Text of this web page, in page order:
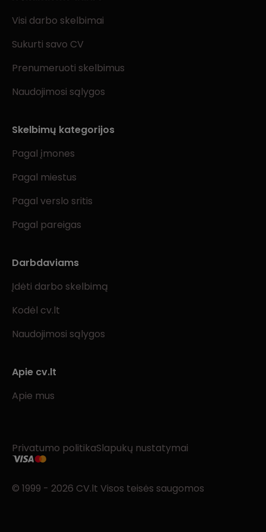
Visi darbo skelbimai
Sukurti savo CV
Prenumeruoti skelbimus
Naudojimosi sąlygos
Skelbimų kategorijos
Pagal įmones
Pagal miestus
Pagal verslo sritis
Pagal pareigas
Darbdaviams
Įdėti darbo skelbimą
Kodėl cv.lt
Naudojimosi sąlygos
Apie cv.lt
Apie mus
Privatumo politikaSlapukų nustatymai
© 1999 - 2026 CV.lt Visos teisės saugomos